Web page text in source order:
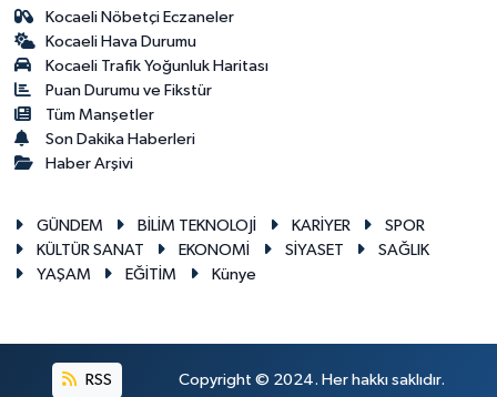
Kocaeli Nöbetçi Eczaneler
Kocaeli Hava Durumu
Kocaeli Trafik Yoğunluk Haritası
Puan Durumu ve Fikstür
Tüm Manşetler
Son Dakika Haberleri
Haber Arşivi
GÜNDEM BİLİM TEKNOLOJİ KARİYER
SPOR
KÜLTÜR SANAT
EKONOMİ SİYASET
SAĞLIK
YAŞAM
EĞİTİM Künye
RSS Copyright © 2024. Her hakkı saklıdır.